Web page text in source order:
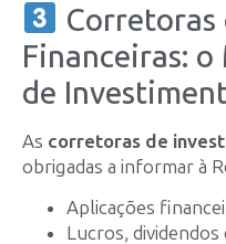
Corretoras
Financeiras:
de
As corretoras de
obrigadas a informar à
Aplicações
Lucros,